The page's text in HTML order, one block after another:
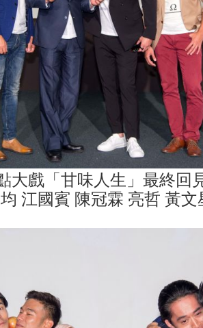
大戲「甘味人生」最終回
江國賓 陳冠霖 亮哲 黃文